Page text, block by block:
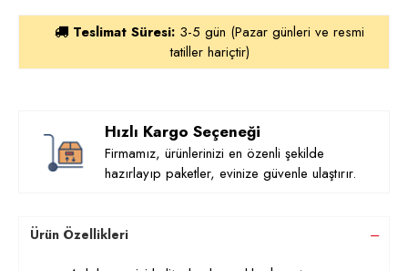
Teslimat Süresi: 3-5 gün (Pazar günleri ve resmi
tatiller hariçtir)
Hızlı Kargo Seçeneği
Firmamız, ürünlerinizi en özenli şekilde
hazırlayıp paketler, evinize güvenle ulaştırır.
Ürün Özellikleri